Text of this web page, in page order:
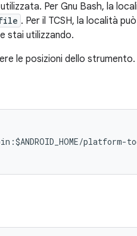
Per Gnu Bash, la
. Per il TCSH, la località può
stai utilizzando.
le posizioni dello strumento.
platform-